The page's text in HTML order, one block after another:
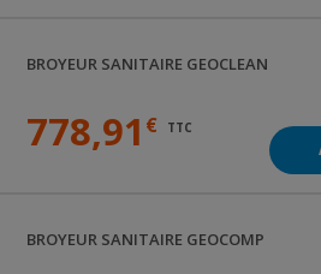
BROYEUR SANITAIRE GEOCLEAN
778,91 € TTC
BROYEUR SANITAIRE GEOCOMP